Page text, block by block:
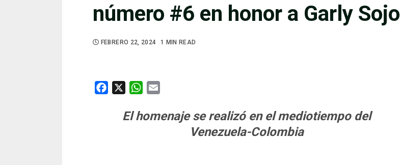
número #6 en honor a Garly Sojo
FEBRERO 22, 2024 1 MIN READ
Facebook WhatsApp
El homenaje se realizó en el mediotiempo del
Venezuela-Colombia